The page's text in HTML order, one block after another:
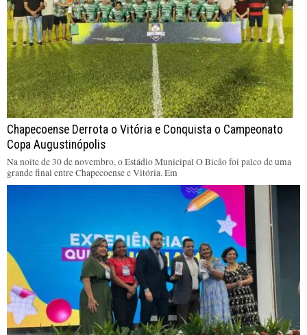
Chapecoense Derrota o Vitória e Conquista o Campeonato
Copa Augustinópolis
Na noite de 30 de novembro, o Estádio Municipal O Bicão foi palco de uma
grande final entre Chapecoense e Vitória. Em